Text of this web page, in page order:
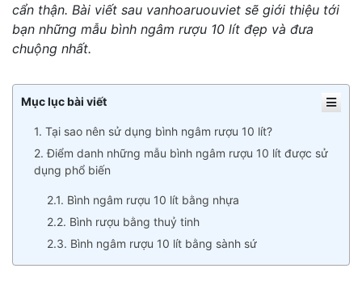
cẩn thận. Bài viết sau vanhoaruouviet sẽ giới thiệu tới
bạn những mẫu bình ngâm rượu 10 lít đẹp và đưa
chuộng nhất.
Mục lục bài viết
1. Tại sao nên sử dụng bình ngâm rượu 10 lít?
2. Điểm danh những mẫu bình ngâm rượu 10 lít được sử
dụng phổ biến
2.1. Bình ngâm rượu 10 lít bằng nhựa
2.2. Bình rượu bằng thuỷ tinh
2.3. Bình ngâm rượu 10 lít bằng sành sứ